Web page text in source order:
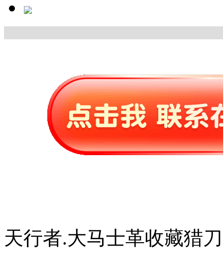
天行者.大马士革收藏猎刀